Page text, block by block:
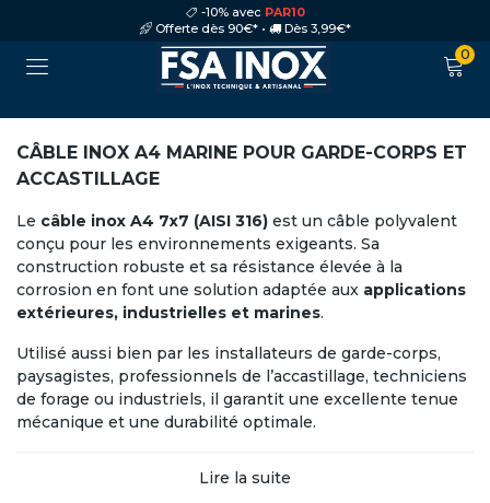
-10% avec PAR10
Offerte dès 90€* •
Dès 3,99€*
0
CÂBLE INOX A4 MARINE POUR GARDE-CORPS ET
ACCASTILLAGE
Le câble inox A4 7x7 (AISI 316) est un câble polyvalent
conçu pour les environnements exigeants. Sa
construction robuste et sa résistance élevée à la
corrosion en font une solution adaptée aux applications
extérieures, industrielles et marines.
Utilisé aussi bien par les installateurs de garde-corps,
paysagistes, professionnels de l’accastillage, techniciens
de forage ou industriels, il garantit une excellente tenue
mécanique et une durabilité optimale.
Inox A4 (316) : résistance renforcée
Lire la suite